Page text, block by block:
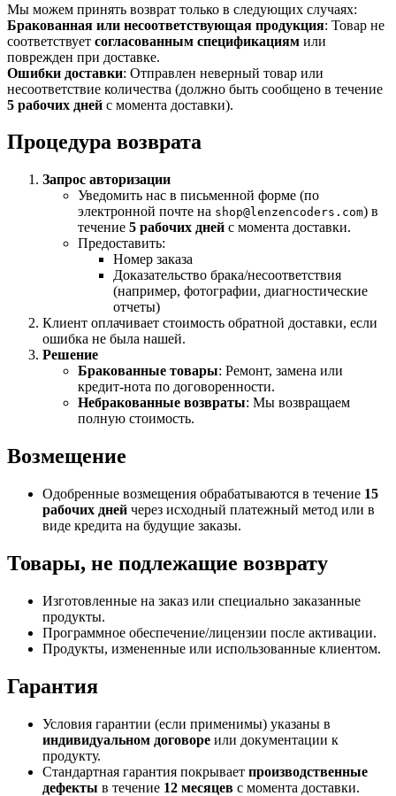
Мы можем принять возврат только в следующих случаях:
Бракованная или несоответствующая продукция: Товар не
соответствует согласованным спецификациям или
поврежден при доставке.
Ошибки доставки: Отправлен неверный товар или
несоответствие количества (должно быть сообщено в течение
5 рабочих дней с момента доставки).
Процедура возврата
Запрос авторизации
Уведомить нас в письменной форме (по
электронной почте на shop@lenzencoders.com) в
течение 5 рабочих дней с момента доставки.
Предоставить:
Номер заказа
Доказательство брака/несоответствия
(например, фотографии, диагностические
отчеты)
Клиент оплачивает стоимость обратной доставки, если
ошибка не была нашей.
Решение
Бракованные товары: Ремонт, замена или
кредит-нота по договоренности.
Небракованные возвраты: Мы возвращаем
полную стоимость.
Возмещение
Одобренные возмещения обрабатываются в течение 15
рабочих дней через исходный платежный метод или в
виде кредита на будущие заказы.
Товары, не подлежащие возврату
Изготовленные на заказ или специально заказанные
продукты.
Программное обеспечение/лицензии после активации.
Продукты, измененные или использованные клиентом.
Гарантия
Условия гарантии (если применимы) указаны в
индивидуальном договоре или документации к
продукту.
Стандартная гарантия покрывает производственные
дефекты в течение 12 месяцев с момента доставки.